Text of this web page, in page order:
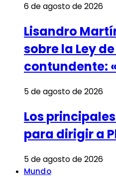
6 de agosto de 2026
Lisandro
sobre la Ley
contundente:
5 de agosto de 2026
Los
para dirigir a
5 de agosto de 2026
Mundo